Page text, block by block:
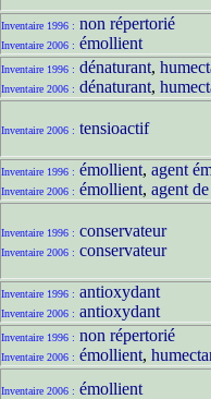
Inventaire 1996 : non répertorié
Inventaire 2006 : émollient
Inventaire 1996 : dénaturant,
Inventaire 2006 : dénaturant,
Inventaire 2006 : tensioactif
Inventaire 1996 : émollient, agent
Inventaire 2006 : émollient, agent
Inventaire 1996 : conservateur
Inventaire 2006 : conservateur
Inventaire 1996 : antioxydant
Inventaire 2006 : antioxydant
Inventaire 1996 : non répertorié
Inventaire 2006 : émollient,
Inventaire 2006 : émollient